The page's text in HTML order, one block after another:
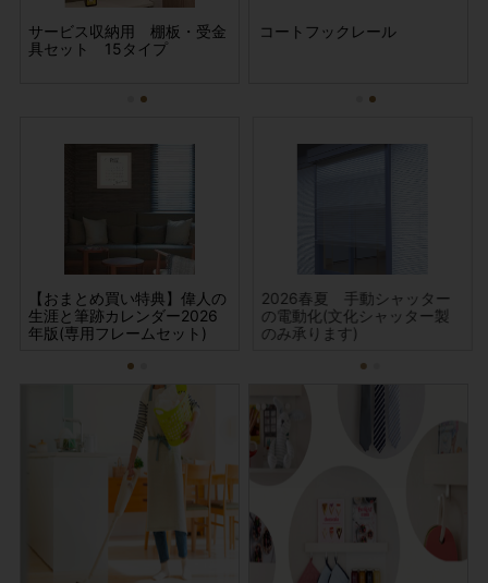
サービス収納用 棚板・受金
具セット 15タイプ
ワンステップスプレークリー
置き畳 目積 コートフックレール
【おまとめ買い特典】偉人の
生涯と筆跡カレンダー2026
年版(専用フレームセット)
【おまとめ買い特典】偉人の
筆跡カレンダー2026年版(額
縁サイズ:リング無し)
【おま
生涯と
フローリング・造作材補修セ
ット G造作シリーズ
2026春夏 手動シャッター
の電動化(文化シャッター製
のみ承ります)